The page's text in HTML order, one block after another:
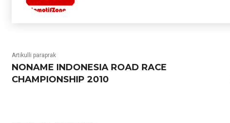
Artikulli paraprak
NONAME INDONESIA ROAD RACE
CHAMPIONSHIP 2010